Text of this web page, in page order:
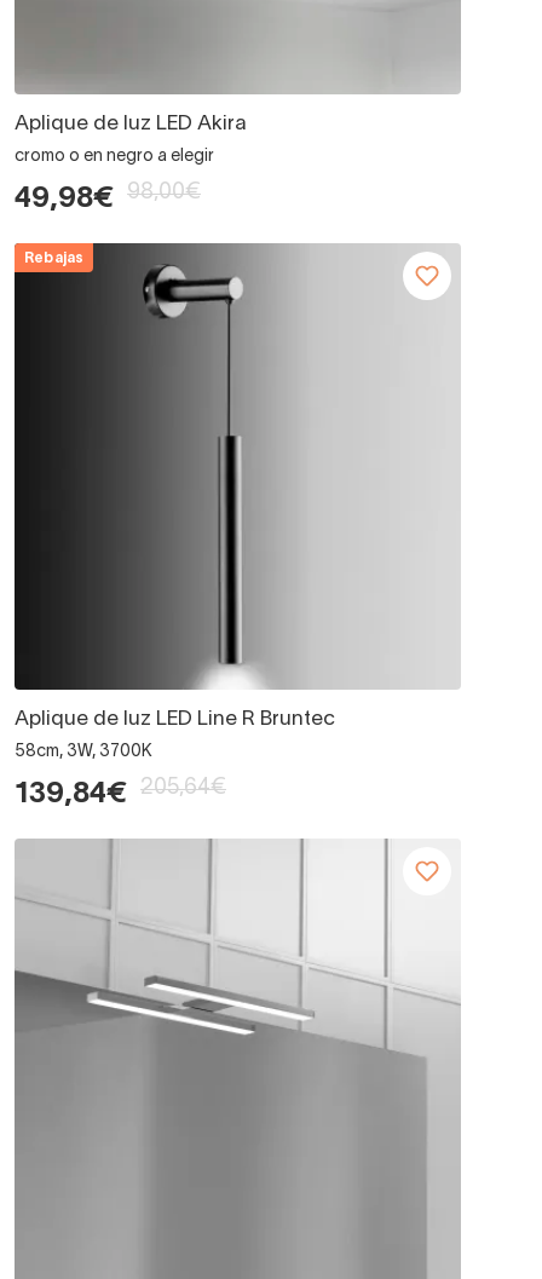
Aplique de luz LED Akira
cromo o en negro a elegir
49,98€ 98,00€
Rebajas
Aplique de luz LED Line R Bruntec
58cm, 3W, 3700K
139,84€ 205,64€